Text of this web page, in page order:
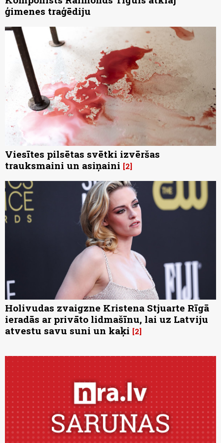
ģimenes traģēdiju
Viesītes pilsētas svētki izvēršas
trauksmaini un asiņaini 2
Holivudas zvaigzne Kristena Stjuarte Rīgā
ieradās ar privāto lidmašīnu, lai uz Latviju
atvestu savu suni un kaķi 2